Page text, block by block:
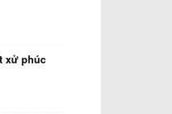
xử phúc